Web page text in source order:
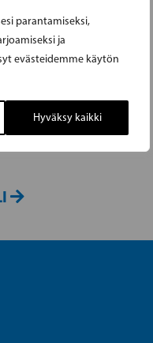
parantamiseksi,
ja
evästeidemme käytön
Hyväksy kaikki
RKP:N uusi